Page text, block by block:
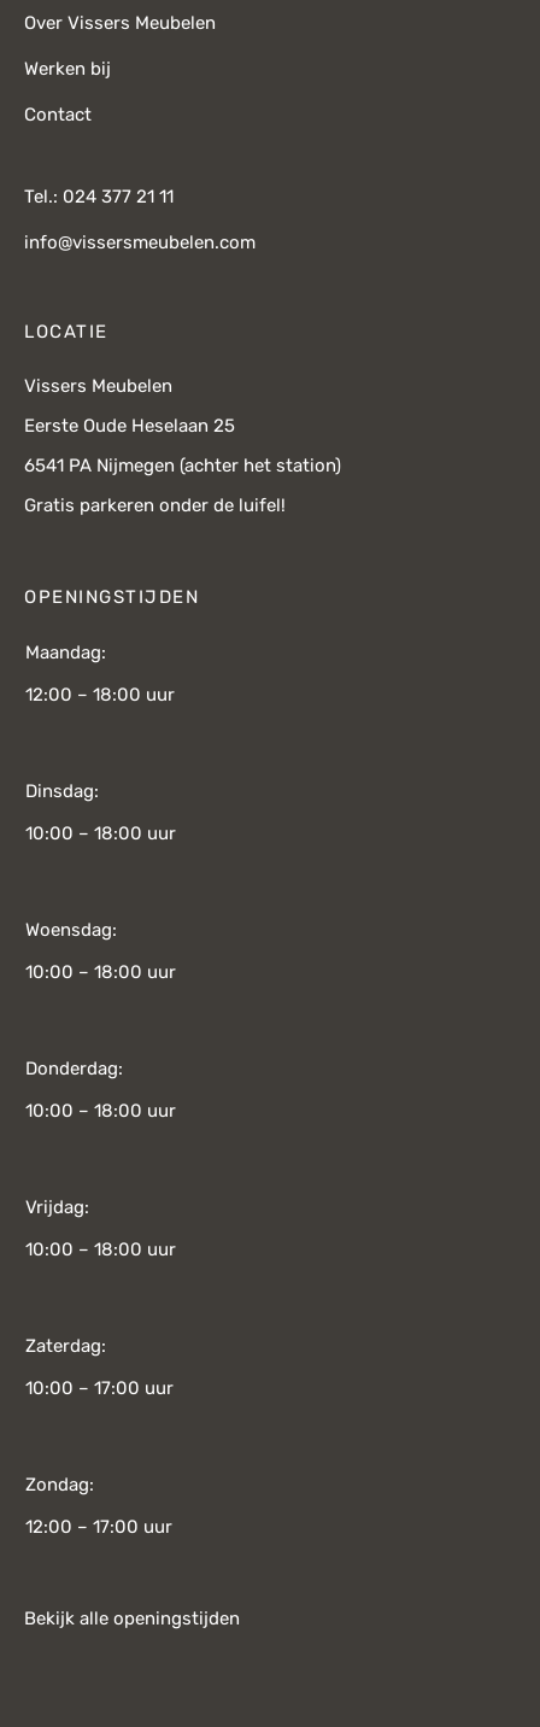
Over Vissers Meubelen
Werken bij
Contact
Tel.: 024 377 21 11
info@vissersmeubelen.com
LOCATIE
Vissers Meubelen
Eerste Oude Heselaan 25
6541 PA Nijmegen (achter het station)
Gratis parkeren onder de luifel!
OPENINGSTIJDEN
Maandag:
12:00 – 18:00 uur
Dinsdag:
10:00 – 18:00 uur
Woensdag:
10:00 – 18:00 uur
Donderdag:
10:00 – 18:00 uur
Vrijdag:
10:00 – 18:00 uur
Zaterdag:
10:00 – 17:00 uur
Zondag:
12:00 – 17:00 uur
Bekijk alle openingstijden